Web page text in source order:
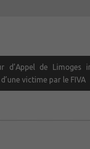
d’Appel de Limoges
victime par le FIVA